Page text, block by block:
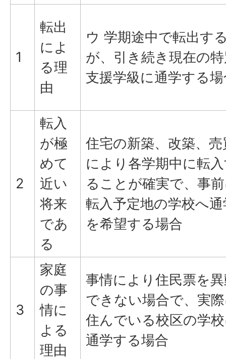
1
転出
によ
る理
由
ウ 学期途中で転出す
が、引き続き現在の
支援学級に通学する
2
転入
が極
めて
近い
将来
であ
る
住宅の新築、改築、売
により各学期中に転
ることが確実で、事
転入予定地の学校へ
を希望する場合
3
家庭
の事
情に
よる
理由
事情により住民票を
できない場合で、実
住んでいる校区の学
通学する場合